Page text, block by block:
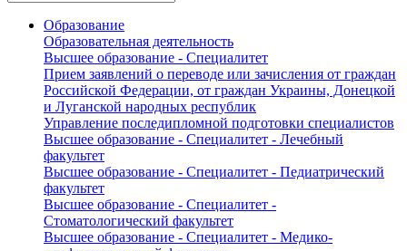
Образование
Образовательная деятельность
Высшее образование - Специалитет
Прием заявлений о переводе или зачисления от граждан
Российской Федерации, от граждан Украины, Донецкой
и Луганской народных республик
Управление последипломной подготовки специалистов
Высшее образование - Специалитет - Лечебный
факультет
Высшее образование - Специалитет - Педиатрический
факультет
Высшее образование - Специалитет -
Стоматологический факультет
Высшее образование - Специалитет - Медико-